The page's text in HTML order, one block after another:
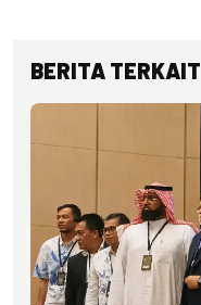
BERITA TERKAIT